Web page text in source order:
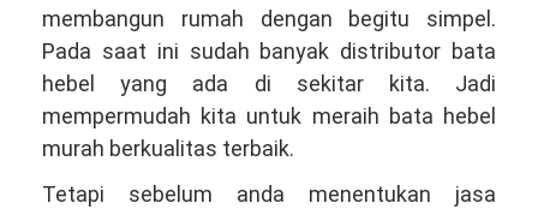
membangun rumah dengan begitu simpel.
Pada saat ini sudah banyak distributor bata
hebel yang ada di sekitar kita. Jadi
mempermudah kita untuk meraih bata hebel
murah berkualitas terbaik.
Tetapi sebelum anda menentukan jasa